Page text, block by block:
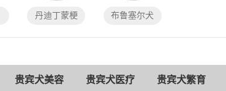
丹迪丁蒙梗 布鲁塞尔犬
贵宾犬美容 贵宾犬医疗 贵宾犬繁育